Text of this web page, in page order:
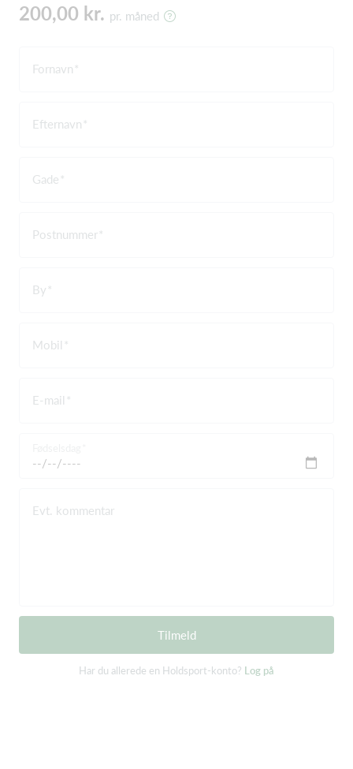
200,00 kr. pr. måned
Fornavn
Efternavn
Gade
Postnummer
By
Mobil
E-mail
Evt. kommentar
Tilmeld
Har du allerede en Holdsport-konto? Log på